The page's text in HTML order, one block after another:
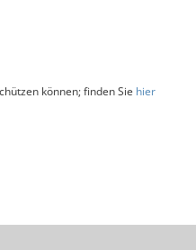
können; finden Sie hier